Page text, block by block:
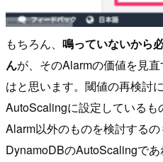
もちろん、 鳴っていないから
んが、そのAlarmの価値を見
はと思います。閾値の再検討
AutoScalingに設定している
Alarm以外のものを検討する
DynamoDBのAutoScalingで